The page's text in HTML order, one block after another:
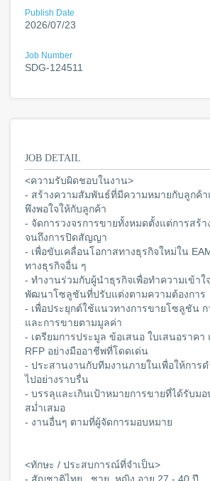
Publish Date
2026/07/23
Job Number
SDG-124511
JOB DETAIL
<ความรับผิดชอบในงาน>
- สร้างความสัมพันธ์ที่มีความหมายกับลูกค้า
พึงพอใจให้กับลูกค้า
- จัดการวงจรการขายทั้งหมดตั้งแต่การสร้า
จนถึงการปิดสัญญา
- เพื่อขับเคลื่อนโอกาสทางธุรกิจใหม่ใน
ทางธุรกิจอื่น ๆ
- ทำงานร่วมกับผู้นำธุรกิจเพื่อทำความเข้าใ
พัฒนาโซลูชันที่ปรับแต่งตามความต้องการ
- เพื่อประยุกต์ใช้แนวทางการขายโซลูชัน
และการขายตามมูลค่า
- เตรียมการประมูล ข้อเสนอ ใบเสนอราคา
RFP อย่างมืออาชีพที่โดดเด่น
- ประสานงานกับทีมงานภายในเพื่อให้การด
ไปอย่างราบรื่น
- บรรลุและเกินเป้าหมายการขายที่ได้รับมอ
สม่ำเสมอ
- งานอื่นๆ ตามที่ผู้จัดการมอบหมาย
<ทักษะ / ประสบการณ์ที่จำเป็น>